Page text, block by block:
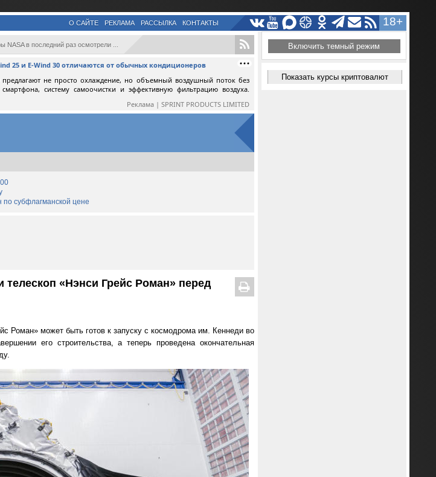
18+
О САЙТЕ РЕКЛАМА РАССЫЛКА КОНТАКТЫ
NASA в последний раз осмотрели ...
25 и E-Wind 30 отличаются от обычных кондиционеров
не просто охлаждение, но объемный воздушный поток без
смартфона, систему самоочистки и эффективную фильтрацию воздуха.
Реклама | SPRINT PRODUCTS LIMITED
субфлагманской цене
«Нэнси Грейс Роман» перед
Роман» может быть готов к запуску с космодрома им. Кеннеди во
его строительства, а теперь проведена окончательная
Включить темный режим
Показать курсы криптовалют